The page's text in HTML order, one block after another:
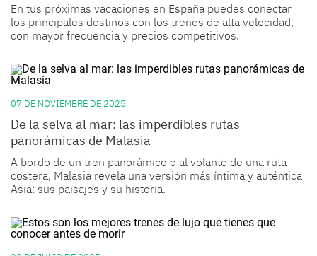
En tus próximas vacaciones en España puedes conectar
los principales destinos con los trenes de alta velocidad,
con mayor frecuencia y precios competitivos.
07 DE NOVIEMBRE DE 2025
De la selva al mar: las imperdibles rutas
panorámicas de Malasia
A bordo de un tren panorámico o al volante de una ruta
costera, Malasia revela una versión más íntima y auténtica
Asia: sus paisajes y su historia.